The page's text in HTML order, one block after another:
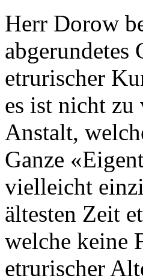
Herr Dorow
abgerundetes
etrurischer
es ist nicht zu
Anstalt,
Ganze
vielleicht
ältesten Zeit
welche keine
etrurischer